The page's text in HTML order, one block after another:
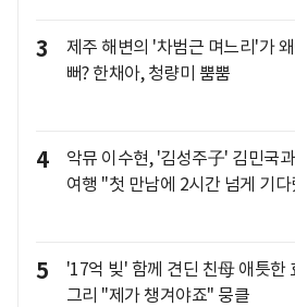
3
제주 해변의 '차범근 며느리'가 왜
뻐? 한채아, 청량미 뿜뿜
4
악뮤 이수현, '김성주子' 김민국
여행 "첫 만남에 2시간 넘게 기
5
'17억 빚' 함께 견딘 친母 애틋한
그리 "제가 챙겨야죠" 뭉클